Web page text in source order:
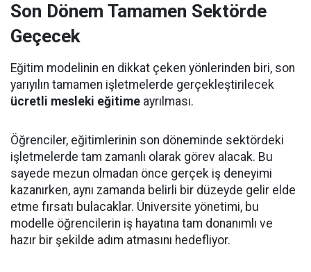
Son Dönem Tamamen Sektörde
Geçecek
Eğitim modelinin en dikkat çeken yönlerinden biri, son
yarıyılın tamamen işletmelerde gerçekleştirilecek
ücretli mesleki eğitime ayrılması.
Öğrenciler, eğitimlerinin son döneminde sektördeki
işletmelerde tam zamanlı olarak görev alacak. Bu
sayede mezun olmadan önce gerçek iş deneyimi
kazanırken, aynı zamanda belirli bir düzeyde gelir elde
etme fırsatı bulacaklar. Üniversite yönetimi, bu
modelle öğrencilerin iş hayatına tam donanımlı ve
hazır bir şekilde adım atmasını hedefliyor.